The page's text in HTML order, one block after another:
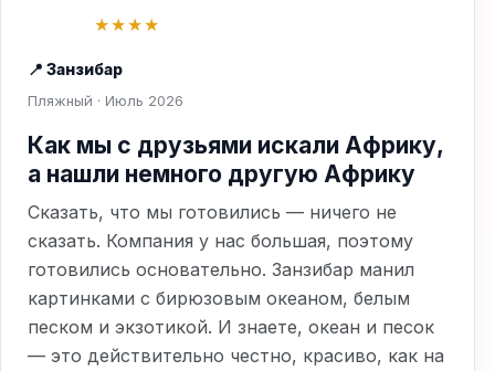
★★★★
📍 Занзибар
Пляжный · Июль 2026
Как мы с друзьями искали Африку,
а нашли немного другую Африку
Сказать, что мы готовились — ничего не
сказать. Компания у нас большая, поэтому
готовились основательно. Занзибар манил
картинками с бирюзовым океаном, белым
песком и экзотикой. И знаете, океан и песок
— это действительно честно, красиво, как на